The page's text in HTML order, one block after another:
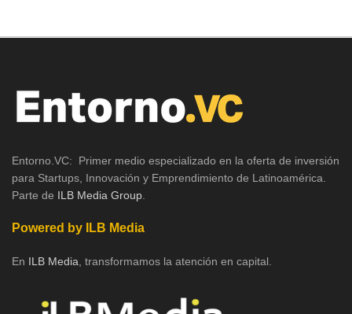
Entorno.VC: Primer medio especializado en la oferta de inversión
para Startups, Innovación y Emprendimiento de Latinoamérica.
Parte de ILB Media Group
Powered by ILB Media
En ILB Media , transformamos la atención en capital.